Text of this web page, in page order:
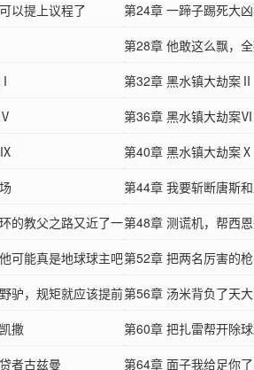
以提上议程了
第24章 一蹄子踢死大
第28章 他敢这么飘，
第32章 黑水镇大劫案Ⅱ
第36章 黑水镇大劫案Ⅵ
Ⅸ
第40章 黑水镇大劫案Ⅹ
第44章 我要斩断唐斯
联系
的教父之路又近了一第48章 测谎机，帮西
可能真是地球球主吧第52章 把两名厉害的
毒开始
驴，规矩就应该提前第56章 汤米背负了天
撒
第60章 把扎雷帮开除
者古兹曼
第64章 面子我给足你